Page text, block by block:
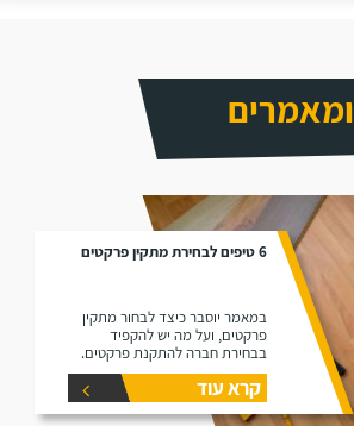
ומאמרים
6 טיפים לבחירת מתקין פרקטים
במאמר יוסבר כיצד לבחור מתקין
פרקטים, ועל מה יש להקפיד
בבחירת חברה להתקנת פרקטים.
קרא עוד